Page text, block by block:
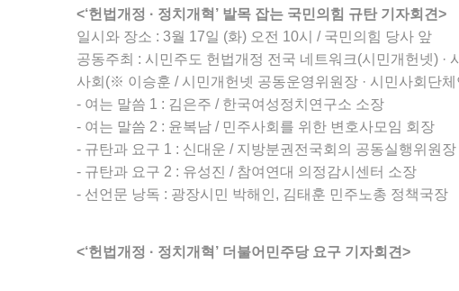
<‘헌법개정 · 정치개혁’ 발목 잡는 국민의힘 규탄 기자회견>
일시와 장소 : 3월 17일 (화) 오전 10시 / 국민의힘 당사 앞
공동주최 : 시민주도 헌법개정 전국 네트워크(시민개헌넷) ·
사회(※ 이승훈 / 시민개헌넷 공동운영위원장 · 시민사회단
- 여는 말씀 1 : 김은주 / 한국여성정치연구소 소장
- 여는 말씀 2 : 윤복남 / 민주사회를 위한 변호사모임 회장
- 규탄과 요구 1 : 신대운 / 지방분권전국회의 공동실행위원장
- 규탄과 요구 2 : 유성진 / 참여연대 의정감시센터 소장
- 선언문 낭독 : 광장시민 박해인, 김태훈 민주노총 정책국장
<‘헌법개정 · 정치개혁’ 더불어민주당 요구 기자회견>